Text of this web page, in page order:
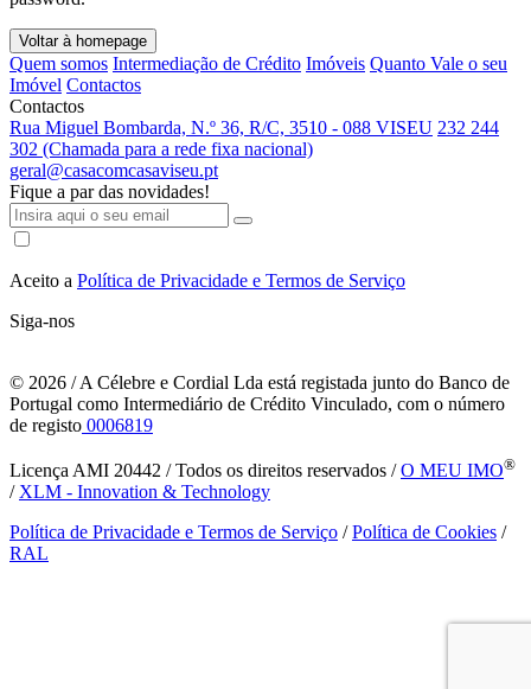
Voltar à homepage
Quem somos Intermediação de Crédito Imóveis Quanto Vale o seu
Imóvel Contactos
Contactos
Rua Miguel Bombarda, N.º 36, R/C, 3510 - 088 VISEU 232 244
302 (Chamada para a rede fixa nacional)
geral@casacomcasaviseu.pt
Fique a par das novidades!
Aceito a Política de Privacidade e Termos de Serviço
Siga-nos
© 2026 / A Célebre e Cordial Lda está registada junto do Banco de
Portugal como Intermediário de Crédito Vinculado, com o número
de registo 0006819
Licença AMI 20442 / Todos os direitos reservados /O MEU IMO®
/ XLM - Innovation & Technology
Política de Privacidade e Termos de Serviço /Política de Cookies /
RAL